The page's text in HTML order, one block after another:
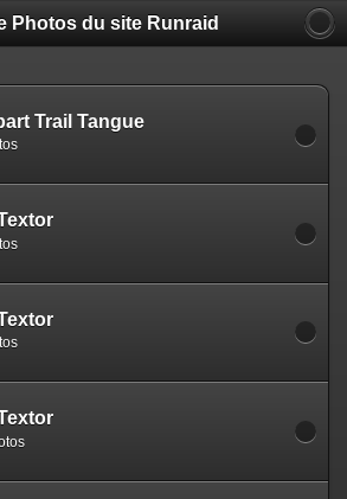
Photos du site Runraid
Trail Tangue